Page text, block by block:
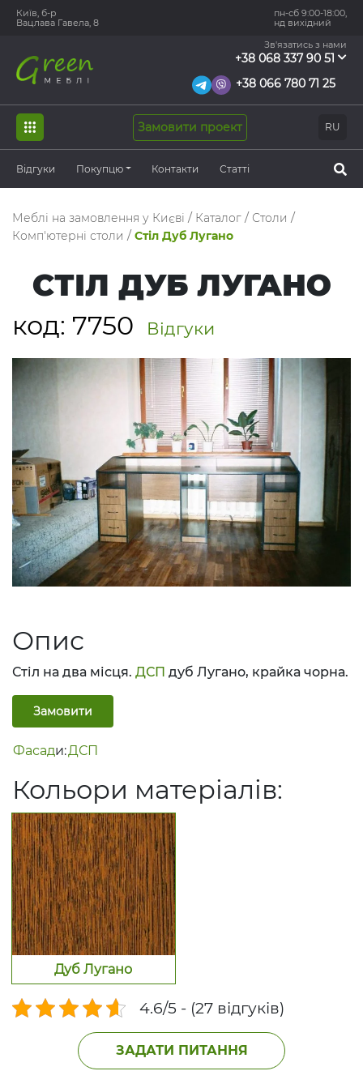
Київ, б-р
Вацлава Гавела, 8
пн-сб 9:00-18:00,
нд вихідний
Зв'язатись з нами
+38 068 337 90 51
+38 066 780 71 25
RU
Замовити проект
Відгуки Покупцю Контакти Статті
Меблі на замовлення у Києві / Каталог / Столи /
Комп'ютерні столи / Стіл Дуб Лугано
СТІЛ ДУБ ЛУГАНО
код: 7750 Відгуки
Опис
Стіл на два місця. ДСП дуб Лугано, крайка чорна.
Замовити
Фасади:ДСП
Кольори матеріалів:
Дуб Лугано
4.6/5 - (27 відгуків)
ЗАДАТИ ПИТАННЯ